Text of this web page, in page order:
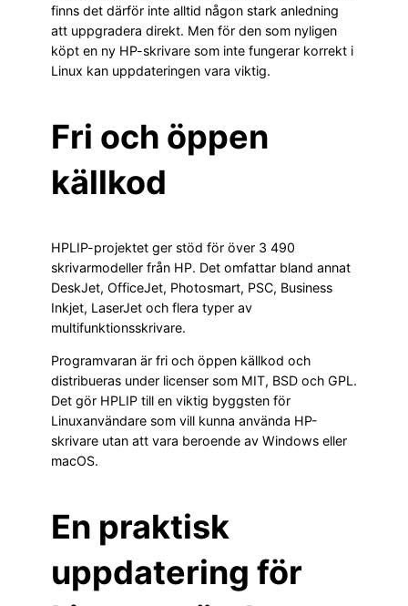
finns det därför inte alltid någon stark anledning
att uppgradera direkt. Men för den som nyligen
köpt en ny HP-skrivare som inte fungerar korrekt i
Linux kan uppdateringen vara viktig.
Fri och öppen
källkod
HPLIP-projektet ger stöd för över 3 490
skrivarmodeller från HP. Det omfattar bland annat
DeskJet, OfficeJet, Photosmart, PSC, Business
Inkjet, LaserJet och flera typer av
multifunktionsskrivare.
Programvaran är fri och öppen källkod och
distribueras under licenser som MIT, BSD och GPL.
Det gör HPLIP till en viktig byggsten för
Linuxanvändare som vill kunna använda HP-
skrivare utan att vara beroende av Windows eller
macOS.
En praktisk
uppdatering för